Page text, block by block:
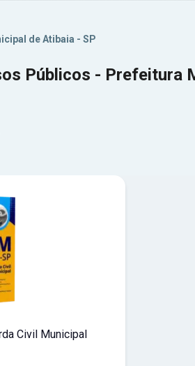
de Atibaia - SP
Públicos - Prefeitura
Civil Municipal